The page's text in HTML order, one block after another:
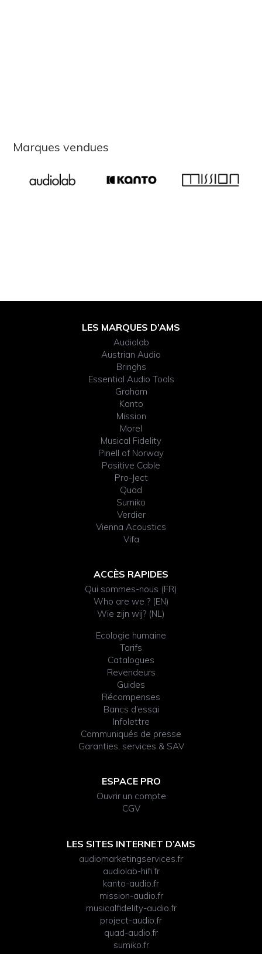
Marques vendues
LES MARQUES D’AMS
Audiolab
Austrian Audio
Bringhs
Essential Audio Tools
Graham
Kanto
Mission
Morel
Musical Fidelity
Pinell of Norway
Positive Cable
Pro-Ject
Quad
Sumiko
Verdier
Vienna Acoustics
Vifa
ACCÈS RAPIDES
Qui sommes-nous (FR)
Who are we ? (EN)
Wie zijn wij? (NL)
Ecologie humaine
Tarifs
Catalogues
Revendeurs
Guides
Récompenses
Bancs d’essai
Infolettre
Communiqués de presse
Garanties, services & SAV
ESPACE PRO
Ouvrir un compte
CGV
LES SITES INTERNET D’AMS
audiomarketingservices.fr
audiolab-hifi.fr
kanto-audio.fr
mission-audio.fr
musicalfidelity-audio.fr
project-audio.fr
quad-audio.fr
sumiko.fr